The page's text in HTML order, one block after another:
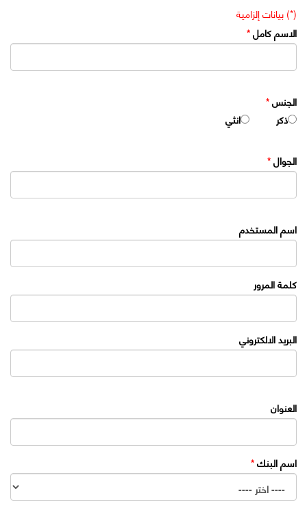
(*) بيانات إلزامية
الاسم كامل *
الجنس *
ذكر
انثي
الجوال *
اسم المستخدم
كلمة المرور
البريد الالكتروني
العنوان
اسم البنك *